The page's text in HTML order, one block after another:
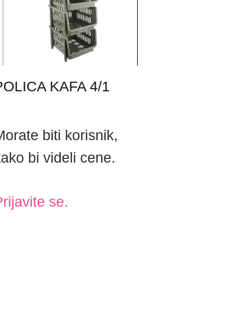
KAFA 4/1
biti korisnik,
bi videli cene.
se.